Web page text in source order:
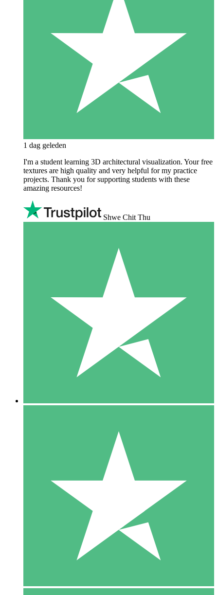
1 dag geleden
I'm a student learning 3D architectural visualization. Your free
textures are high quality and very helpful for my practice
projects. Thank you for supporting students with these
amazing resources!
Shwe Chit Thu